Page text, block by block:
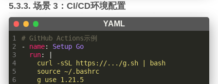
场景 3：CI/CD环境配置
1
2
3
4
5
6
# GitHub Actions示例
- name:
Setup Go
run:
    g use 1.21.5